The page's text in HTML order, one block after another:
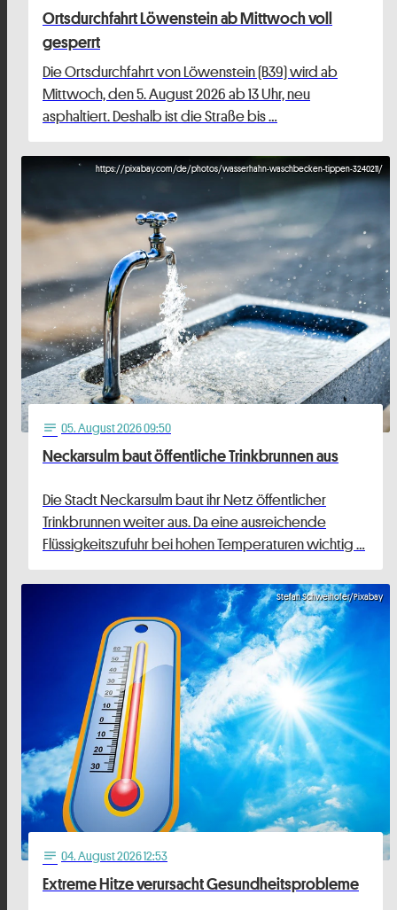
Ortsdurchfahrt Löwenstein ab Mittwoch voll
gesperrt
Die Ortsdurchfahrt von Löwenstein (B39) wird ab
Mittwoch, den 5. August 2026 ab 13 Uhr, neu
asphaltiert. Deshalb ist die Straße bis …
https://pixabay.com/de/photos/wasserhahn-waschbecken-tippen-3240211/
notes 05. August 2026 09:50
Neckarsulm baut öffentliche Trinkbrunnen aus
Die Stadt Neckarsulm baut ihr Netz öffentlicher
Trinkbrunnen weiter aus. Da eine ausreichende
Flüssigkeitszufuhr bei hohen Temperaturen wichtig …
Stefan Schweihofer/Pixabay
notes 04. August 2026 12:53
Extreme Hitze verursacht Gesundheitsprobleme